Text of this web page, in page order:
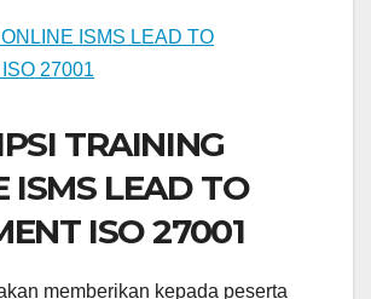
TRAINING
ISMS LEAD TO
ISO 27001
memberikan kepada peserta